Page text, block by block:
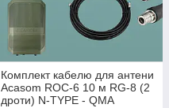
Комплект кабелю для антени
Acasom ROC-6 10 м RG-8 (2
дроти) N-TYPE - QMA